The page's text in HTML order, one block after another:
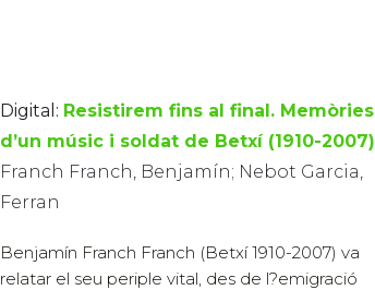
Digital: Resistirem fins al final. Memòries
d’un músic i soldat de Betxí (1910-2007)
Franch Franch, Benjamín; Nebot Garcia,
Ferran
Benjamín Franch Franch (Betxí 1910-2007) va
relatar el seu periple vital, des de l?emigració